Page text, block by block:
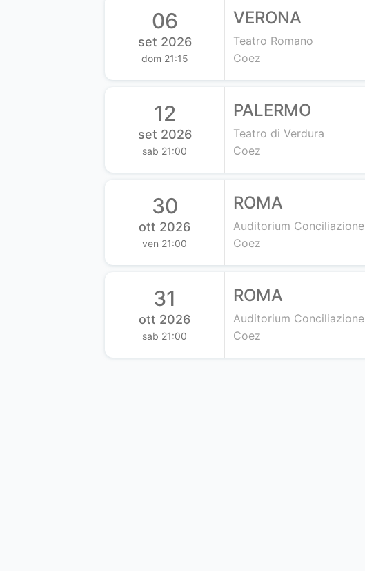
06
set 2026
dom 21:15
VERONA
Teatro Romano
Coez
12
set 2026
sab 21:00
PALERMO
Teatro di Verdura
Coez
30
ott 2026
ven 21:00
ROMA
Auditorium Conciliazione
Coez
31
ott 2026
sab 21:00
ROMA
Auditorium Conciliazione
Coez